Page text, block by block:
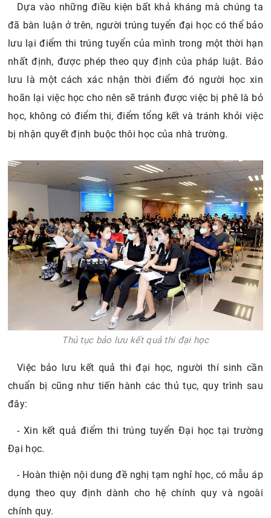
Dựa vào những điều kiện bất khả kháng mà chúng ta
đã bàn luận ở trên, người trúng tuyển đại học có thể bảo
lưu lại điểm thi trúng tuyển của mình trong một thời hạn
nhất định, được phép theo quy định của pháp luật. Bảo
lưu là một cách xác nhận thời điểm đó người học xin
hoãn lại việc học cho nên sẽ tránh được việc bị phê là bỏ
học, không có điểm thi, điểm tổng kết và tránh khỏi việc
bị nhận quyết định buộc thôi học của nhà trường.
Thủ tục bảo lưu kết quả thi đại học
Việc bảo lưu kết quả thi đại học, người thí sinh cần
chuẩn bị cũng như tiến hành các thủ tục, quy trình sau
đây:
- Xin kết quả điểm thi trúng tuyển Đại học tại trường
Đại học.
- Hoàn thiện nội dung đề nghị tạm nghỉ học, có mẫu áp
dụng theo quy định dành cho hệ chính quy và ngoài
chính quy.